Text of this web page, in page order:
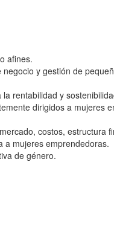
afines.
y gestión de
rentabilidad y
dirigidos a mujeres
costos, estructura
a mujeres emprendedoras.
de género.